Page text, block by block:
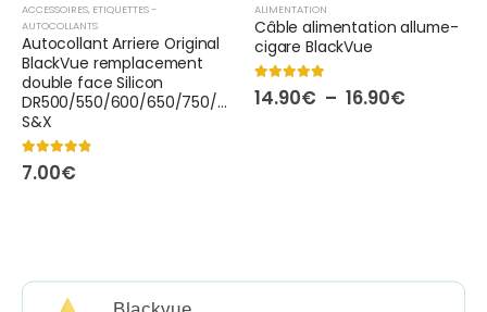
ACCESSOIRES, ETIQUETTES -
AUTOCOLLANTS
Autocollant Arriere Original
BlackVue remplacement
double face Silicon
DR500/550/600/650/750/900
S&X
4.75 out of 5
7.00€
ALIMENTATION
Câble alimentation allume-
cigare BlackVue
5.00out of 5
14.90€ – 16.90€